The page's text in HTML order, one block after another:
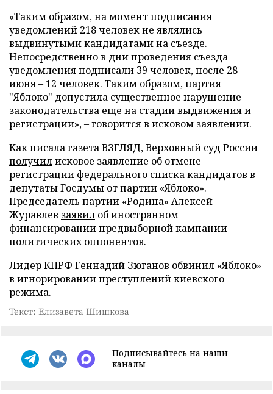
«Таким образом, на момент подписания
уведомлений 218 человек не являлись
выдвинутыми кандидатами на съезде.
Непосредственно в дни проведения съезда
уведомления подписали 39 человек, после 28
июня – 12 человек. Таким образом, партия
"Яблоко" допустила существенное нарушение
законодательства еще на стадии выдвижения и
регистрации», – говорится в исковом заявлении.
Как писала газета ВЗГЛЯД, Верховный суд России
получилисковое заявление об отмене
регистрации федерального списка кандидатов в
депутаты Госдумы от партии «Яблоко».
Председатель партии «Родина» Алексей
Журавлев заявил об иностранном
финансировании предвыборной кампании
политических оппонентов.
Лидер КПРФ Геннадий Зюганов обвинил «Яблоко»
в игнорировании преступлений киевского
режима.
Текст: Елизавета Шишкова
Подписывайтесь на наши
каналы